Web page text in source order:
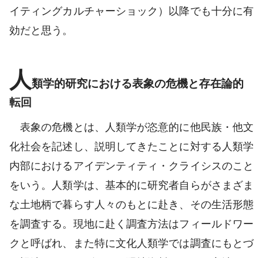
イティングカルチャーショック）以降でも十分に有
効だと思う。
人類学的研究における表象の危機と存在論的
転回
表象の危機とは、人類学が恣意的に他民族・他文
化社会を記述し、説明してきたことに対する人類学
内部におけるアイデンティティ・クライシスのこと
をいう。人類学は、基本的に研究者自らがさまざま
な土地柄で暮らす人々のもとに赴き、その生活形態
を調査する。現地に赴く調査方法はフィールドワー
クと呼ばれ、また特に文化人類学では調査にもとづ